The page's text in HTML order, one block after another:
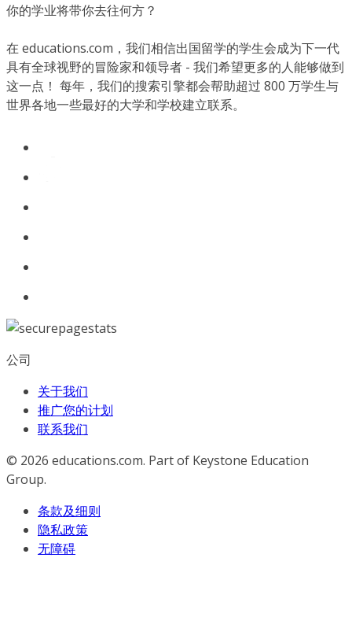
你的学业将带你去往何方？
在 educations.com，我们相信出国留学的学生会成为下一代
具有全球视野的冒险家和领导者 - 我们希望更多的人能够做到
这一点！ 每年，我们的搜索引擎都会帮助超过 800 万学生与
世界各地一些最好的大学和学校建立联系。
公司
关于我们
推广您的计划
联系我们
© 2026 educations.com. Part of Keystone Education
Group.
条款及细则
隐私政策
无障碍